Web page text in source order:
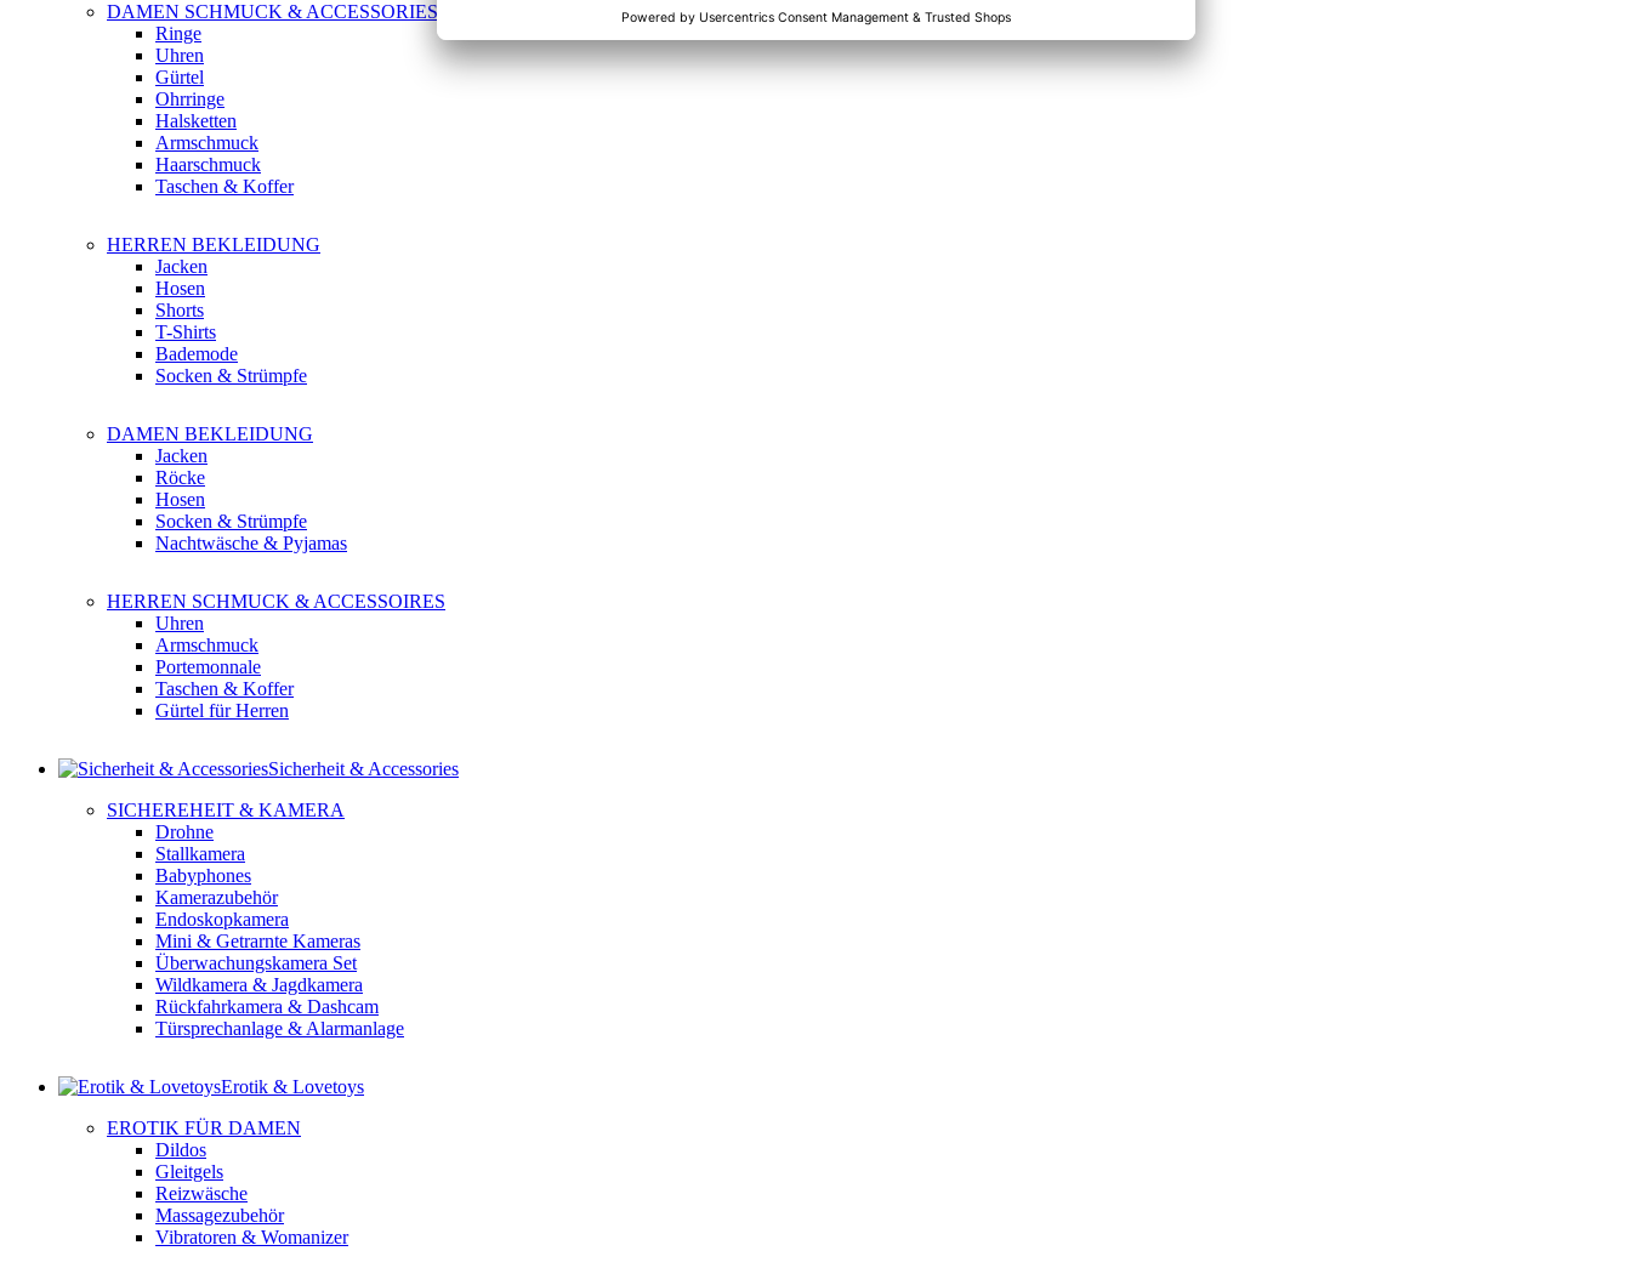
DAMEN SCHMUCK & ACCESSORIES
Ringe
Uhren
Gürtel
Ohrringe
Halsketten
Armschmuck
Haarschmuck
Taschen & Koffer
HERREN BEKLEIDUNG
Jacken
Hosen
Shorts
T-Shirts
Bademode
Socken & Strümpfe
DAMEN BEKLEIDUNG
Jacken
Röcke
Hosen
Socken & Strümpfe
Nachtwäsche & Pyjamas
HERREN SCHMUCK & ACCESSOIRES
Uhren
Armschmuck
Portemonnale
Taschen & Koffer
Gürtel für Herren
Sicherheit & Accessories
SICHEREHEIT & KAMERA
Drohne
Stallkamera
Babyphones
Kamerazubehör
Endoskopkamera
Mini & Getrarnte Kameras
Überwachungskamera Set
Wildkamera & Jagdkamera
Rückfahrkamera & Dashcam
Türsprechanlage & Alarmanlage
Erotik & Lovetoys
EROTIK FÜR DAMEN
Dildos
Gleitgels
Reizwäsche
Massagezubehör
Vibratoren & Womanizer